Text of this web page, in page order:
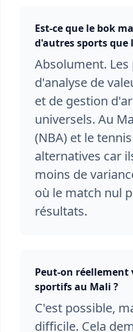
Est-ce que le bok
d'autres sports que
Absolument. Les
d'analyse de
et de gestion
universels. Au
(NBA) et le
alternatives car
moins de
où le match nul
résultats.
Peut-on réellement
sportifs au Mali ?
C'est possible,
difficile. Cela